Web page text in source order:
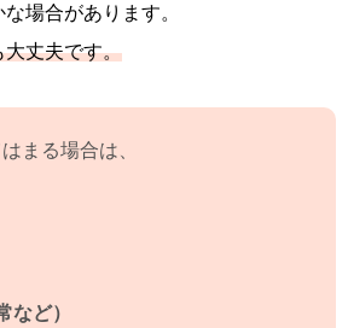
場合があります。
大丈夫です。
まる場合は、
など）